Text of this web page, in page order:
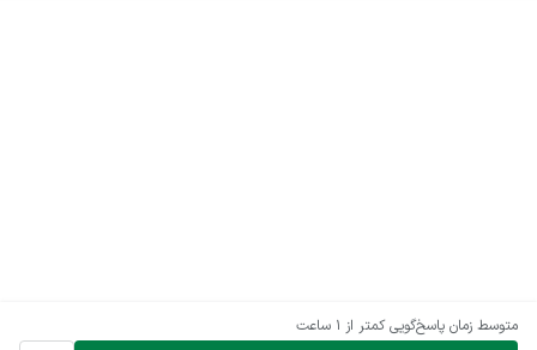
متوسط زمان پاسخ‌گویی کمتر از 1 ساعت